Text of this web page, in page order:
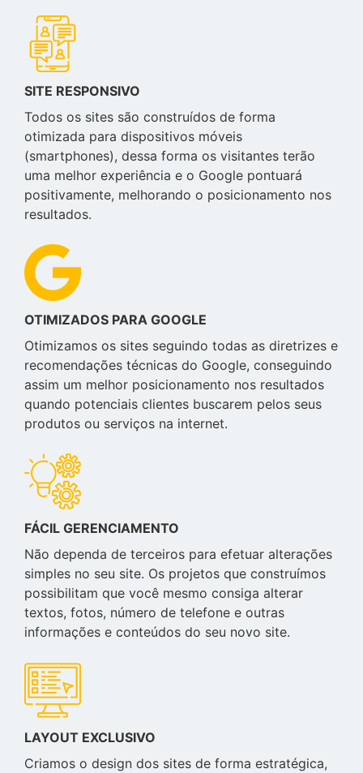
SITE RESPONSIVO
Todos os sites são construídos de forma
otimizada para dispositivos móveis
(smartphones), dessa forma os visitantes terão
uma melhor experiência e o Google pontuará
positivamente, melhorando o posicionamento nos
resultados.
OTIMIZADOS PARA GOOGLE
Otimizamos os sites seguindo todas as diretrizes e
recomendações técnicas do Google, conseguindo
assim um melhor posicionamento nos resultados
quando potenciais clientes buscarem pelos seus
produtos ou serviços na internet.
FÁCIL GERENCIAMENTO
Não dependa de terceiros para efetuar alterações
simples no seu site. Os projetos que construímos
possibilitam que você mesmo consiga alterar
textos, fotos, número de telefone e outras
informações e conteúdos do seu novo site.
LAYOUT EXCLUSIVO
Criamos o design dos sites de forma estratégica,